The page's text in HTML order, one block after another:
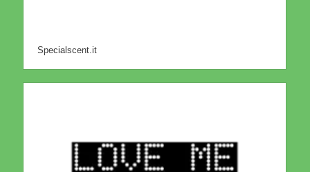
Specialscent.it